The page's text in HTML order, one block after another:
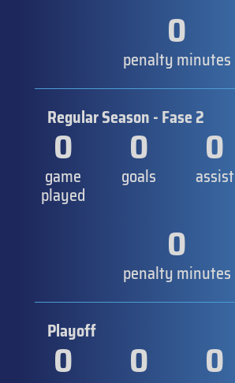
0
penalty minutes
Regular Season - Fase 2
0
game
played
0
goals
0
assist
0
penalty minutes
Playoff
0 0 0